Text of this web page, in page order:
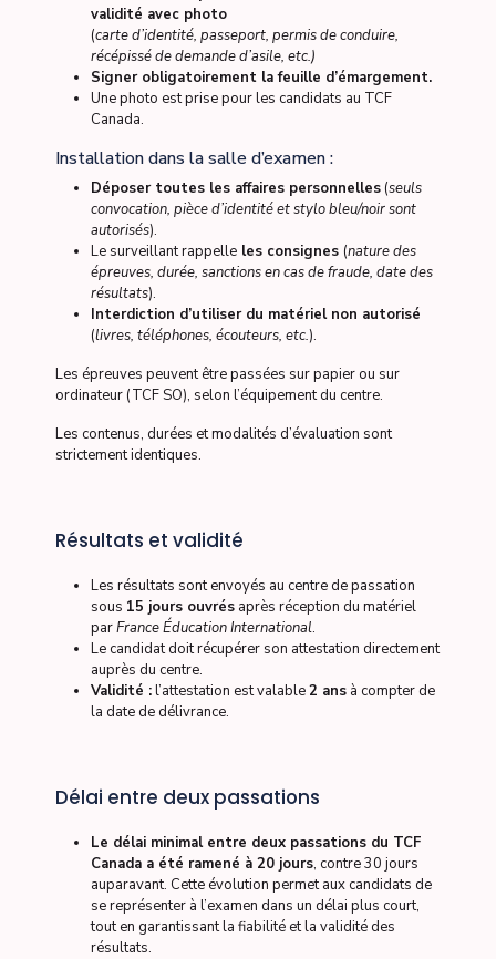
validité avec photo
(carte d’identité, passeport, permis de conduire,
récépissé de demande d’asile, etc.)
Signer obligatoirement la feuille d’émargement.
Une photo est prise pour les candidats au TCF
Canada.
Installation dans la salle d’examen :
Déposer toutes les affaires personnelles(seuls
convocation, pièce d’identité et stylo bleu/noir sont
autorisés).
Le surveillant rappelle les consignes (nature des
épreuves, durée, sanctions en cas de fraude, date des
résultats).
Interdiction d’utiliser du matériel non autorisé
(livres, téléphones, écouteurs, etc.).
Les épreuves peuvent être passées sur papier ou sur
ordinateur (TCF SO), selon l’équipement du centre.
Les contenus, durées et modalités d’évaluation sont
strictement identiques.
Résultats et validité
Les résultats sont envoyés au centre de passation
sous 15 jours ouvrés après réception du matériel
parFrance Éducation International.
Le candidat doit récupérer son attestation directement
auprès du centre.
Validité :l’attestation est valable2 ans à compter de
la date de délivrance.
Délai entre deux passations
Le délai minimal entre deux passations du TCF
Canada a été ramené à 20 jours, contre 30 jours
auparavant. Cette évolution permet aux candidats de
se représenter à l’examen dans un délai plus court,
tout en garantissant la fiabilité et la validité des
résultats.